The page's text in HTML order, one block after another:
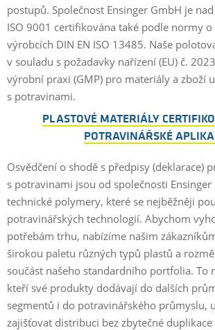
postupů. Společnost Ensinger GmbH je
ISO 9001 certifikována také podle normy o
výrobcích DIN EN ISO 13485. Naše
v souladu s požadavky nařízení (EU) č.
výrobní praxi (GMP) pro materiály a zboží
s potravinami.
PLASTOVÉ MATERIÁLY
POTRAVINÁŘSKÉ
Osvědčení o shodě s předpisy (deklarace)
s potravinami jsou od společnosti
technické polymery, které se nejběžněji
potravinářských technologií. Abychom
potřebám trhu, nabízíme našim
širokou paletu různých typů plastů a
součást našeho standardního portfolia. To
kteří své produkty dodávají do dalších
segmentů i do potravinářského průmyslu,
zajišťovat distribuci bez zbytečné